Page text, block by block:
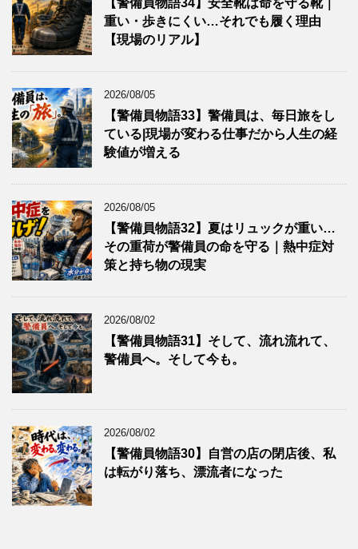
重い・歩きにくい…それでも履く理由
【現場のリアル】
2026/08/05
【警備員物語33】警備員は、毎日旅をし
ている|現場が変わる仕事だから人生の経
験値が増える
2026/08/05
【警備員物語32】夏はリュックが重い…
その重荷が警備員の命を守る｜熱中症対
策と持ち物の現実
2026/08/02
【警備員物語31】そして、流れ流れて、
警備員へ。そして今も。
2026/08/02
【警備員物語30】自営の店の閉店後、私
は転がり落ち、漂流者になった